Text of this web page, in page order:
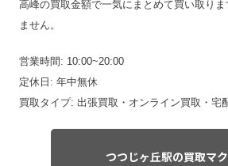
高峰の買取金額で一気にまとめて買い取り
ません。
営業時間: 10:00~20:00
定休日: 年中無休
買取タイプ: 出張買取・オンライン買取・宅
つつじヶ丘駅の買取マ